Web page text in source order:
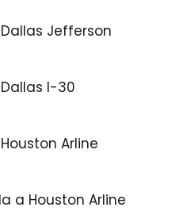
Jefferson
I-30
Arline
a Houston Arline